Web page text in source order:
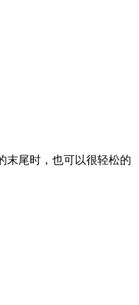
末尾时，也可以很轻松的